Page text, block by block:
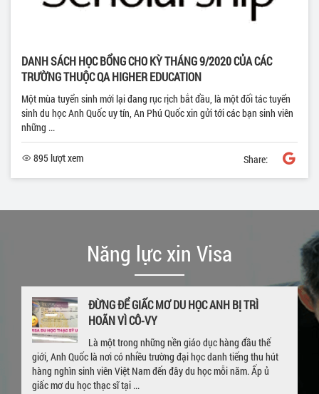
DANH SÁCH HỌC BỔNG CHO KỲ THÁNG 9/2020 CỦA CÁC
TRƯỜNG THUỘC QA HIGHER EDUCATION
Một mùa tuyển sinh mới lại đang rục rịch bắt đầu, là một đối tác tuyển
sinh du học Anh Quốc uy tín, An Phú Quốc xin gửi tới các bạn sinh viên
những ...
895 lượt xem Share:
Năng lực xin Visa
GIA HẠN VISA DU HỌC NGAY KHI ĐANG Ở UK
– CHÚC MỪNG EM P.P LINH VỚI TẤM THẺ
VISA 4 NĂM
Hết hạn visa, quay trở về Việt Nam sau khi hòan thành khóa học ở
nước ngoài là nỗi lo lắng của rất nhiều bạn sinh viên đang du học.
Trường hợp của sinh viên P. P. Linh cũng tương tự. Bắt đầu hành ...